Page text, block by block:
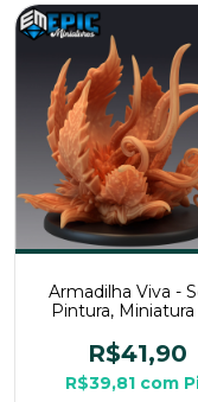
Armadilha Viva -
Pintura, Miniatura
Mesa
R$41,90
R$39,81 com